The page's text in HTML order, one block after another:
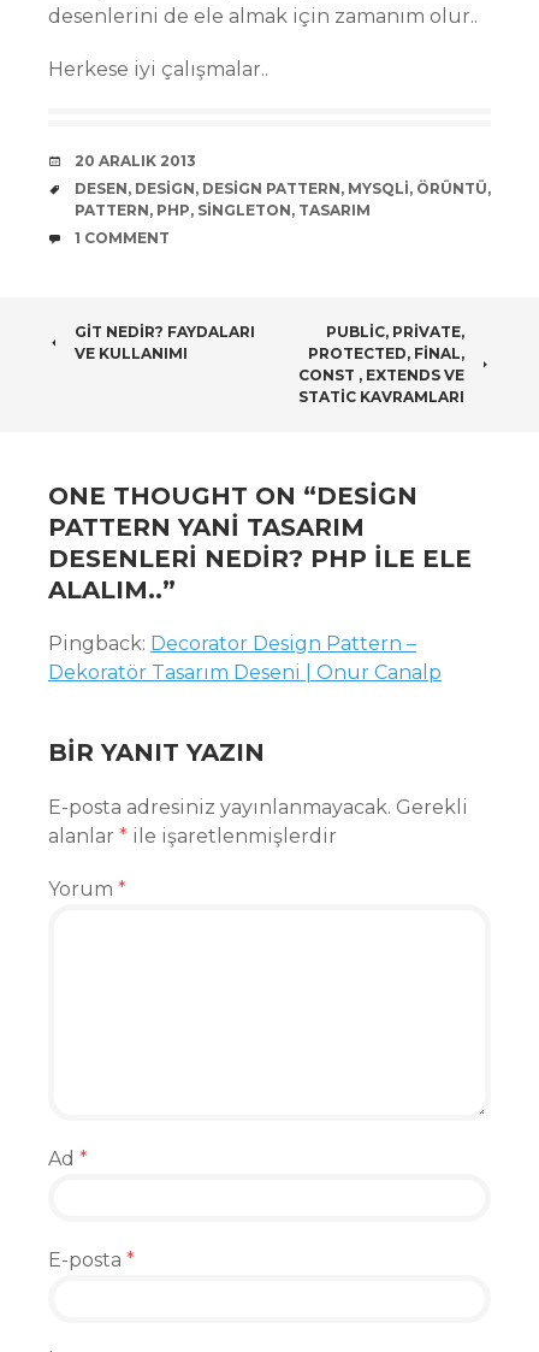
desenlerini de ele almak için zamanım olur..
Herkese iyi çalışmalar..
DATE
20 ARALIK 2013
TAGS
DESEN, DESIGN, DESIGN PATTERN, MYSQLI, ÖRÜNTÜ,
PATTERN, PHP, SINGLETON, TASARIM
COMMENTS
1 COMMENT
POST
NAVIGATION
GIT NEDIR? FAYDALARI
VE KULLANIMI
PUBLIC, PRIVATE,
PROTECTED, FINAL,
CONST , EXTENDS VE
STATIC KAVRAMLARI
ONE THOUGHT ON “DESIGN
PATTERN YANI TASARIM
DESENLERI NEDIR? PHP ILE ELE
ALALIM..”
Pingback: Decorator Design Pattern –
Dekoratör Tasarım Deseni | Onur Canalp
BIR YANIT YAZIN
E-posta adresiniz yayınlanmayacak. Gerekli
alanlar * ile işaretlenmişlerdir
Yorum *
Ad *
E-posta *